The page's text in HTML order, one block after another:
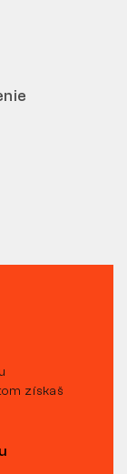
získaš